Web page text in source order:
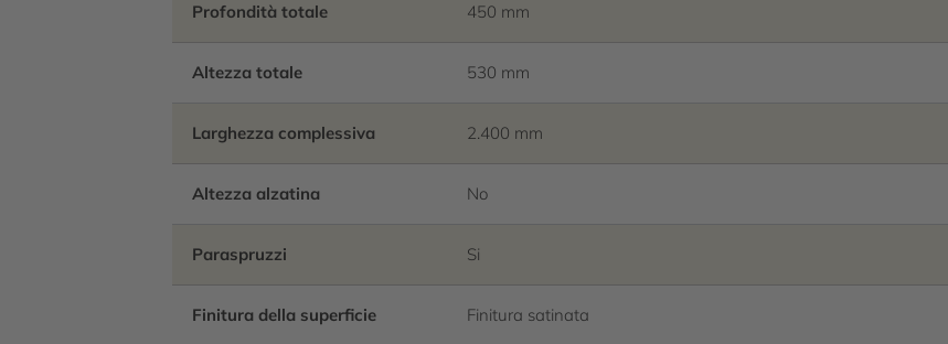
Profondità totale 450 mm
Altezza totale 530 mm
Larghezza complessiva 2.400 mm
Altezza alzatina No
Paraspruzzi Si
Finitura della superficie Finitura satinata